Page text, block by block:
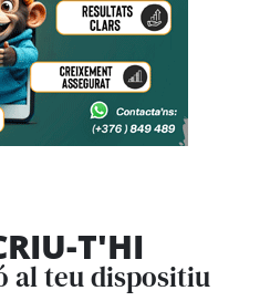
T'HI
al teu dispositiu